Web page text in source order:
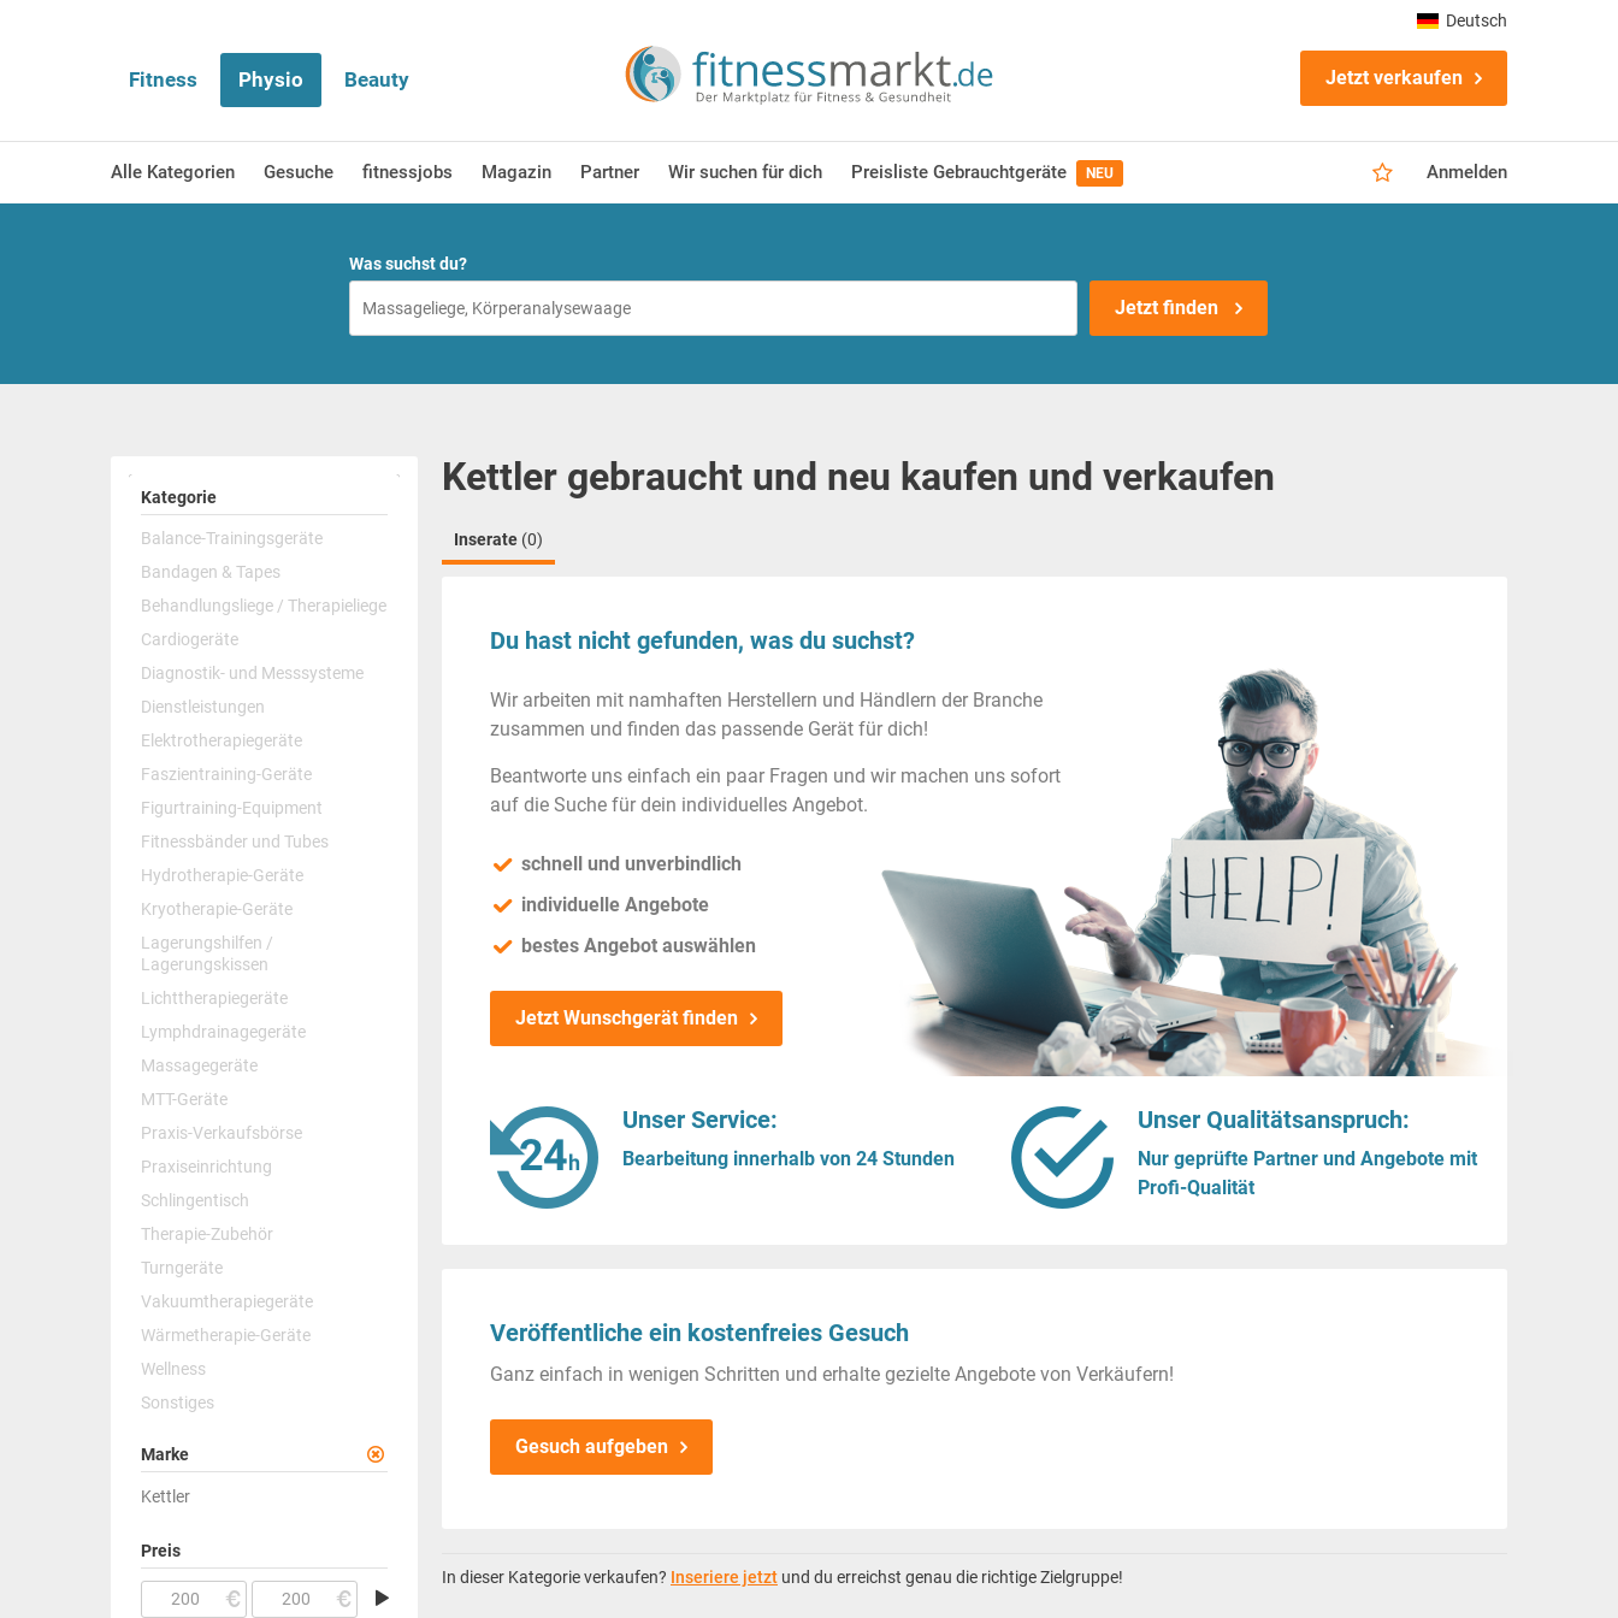
Fitness Physio Beauty Jetzt verkaufen
Alle Kategorien Gesuche fitnessjobs Magazin Partner Wir suchen für dich Preisliste Gebrauchtgeräte NEU Anmelden
Deutsch
Was suchst du?
Jetzt finden
Kategorie
Balance-Trainingsgeräte
Bandagen & Tapes
Behandlungsliege / Therapieliege
Cardiogeräte
Diagnostik- und Messsysteme
Dienstleistungen
Elektrotherapiegeräte
Faszientraining-Geräte
Figurtraining-Equipment
Fitnessbänder und Tubes
Hydrotherapie-Geräte
Kryotherapie-Geräte
Lagerungshilfen /
Lagerungskissen
Lichttherapiegeräte
Lymphdrainagegeräte
Massagegeräte
MTT-Geräte
Praxis-Verkaufsbörse
Praxiseinrichtung
Schlingentisch
Therapie-Zubehör
Turngeräte
Vakuumtherapiegeräte
Wärmetherapie-Geräte
Wellness
Sonstiges
Marke
Kettler
Preis
Kettler gebraucht und neu kaufen und verkaufen
Inserate (0)
Du hast nicht gefunden, was du suchst?
Wir arbeiten mit namhaften Herstellern und Händlern der Branche
zusammen und finden das passende Gerät für dich!
Beantworte uns einfach ein paar Fragen und wir machen uns sofort
auf die Suche für dein individuelles Angebot.
schnell und unverbindlich
individuelle Angebote
bestes Angebot auswählen
Jetzt Wunschgerät finden
Unser Service:
Bearbeitung innerhalb von 24 Stunden
Unser Qualitätsanspruch:
Nur geprüfte Partner und Angebote mit
Profi-Qualität
Veröffentliche ein kostenfreies Gesuch
Ganz einfach in wenigen Schritten und erhalte gezielte Angebote von Verkäufern!
Gesuch aufgeben
In dieser Kategorie verkaufen? Inseriere jetzt und du erreichst genau die richtige Zielgruppe!